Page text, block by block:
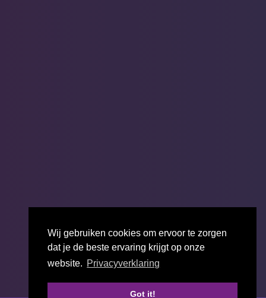
Wij gebruiken cookies om ervoor te zorgen
dat je de beste ervaring krijgt op onze
website. Privacyverklaring
Got it!